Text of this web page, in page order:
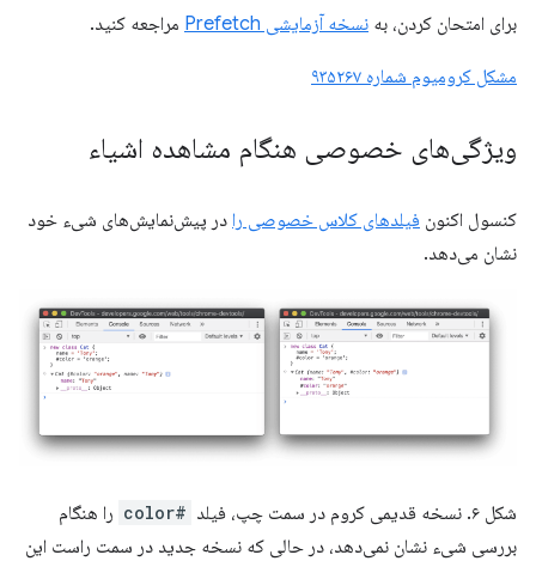
برای امتحان کردن، به نسخه آزمایشی Prefetch مراجعه کنید.
مشکل کرومیوم شماره ۹۳۵۲۶۷
ویژگی‌های خصوصی هنگام مشاهده اشیاء
کنسول اکنون فیلدهای کلاس خصوصی را در پیش‌نمایش‌های شیء خود
نشان می‌دهد.
شکل ۶. نسخه قدیمی کروم در سمت چپ، فیلد #color
را هنگام
بررسی شیء نشان نمی‌دهد، در حالی که نسخه جدید در سمت راست این